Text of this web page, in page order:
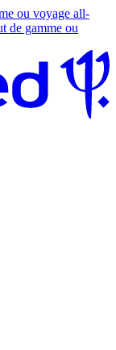
ou voyage all-
de gamme ou